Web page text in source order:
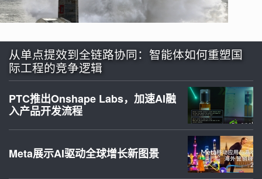
从单点提效到全链路协同：智能体如何重塑国
际工程的竞争逻辑
PTC推出Onshape Labs，加速AI融
入产品开发流程
Meta展示AI驱动全球增长新图景